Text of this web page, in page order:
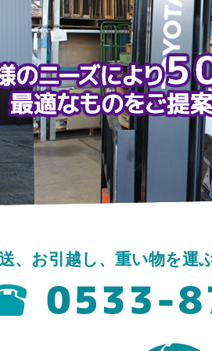
、お引越し、重い物を運